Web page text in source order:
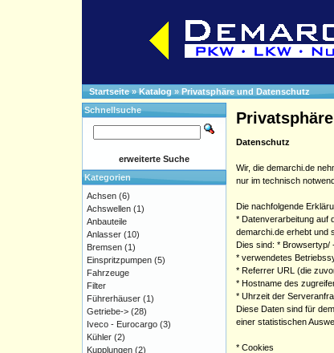
Startseite»Katalog » Privatsphäre und Datenschutz
Datenschutz
Wir, die demarchi.de
nur im technisch
Die nachfolgende
* Datenverarbeitung auf
demarchi.de erhebt und
Dies sind: * Browsertyp/
* verwendetes
* Referrer URL (die
* Hostname des
* Uhrzeit der
Diese Daten sind für
einer statistischen
* Cookies
Schnellsuche
erweiterte Suche
Kategorien
Achsen (6)
Achswellen (1)
Anbauteile
Anlasser (10)
Bremsen (1)
Einspritzpumpen (5)
Fahrzeuge
Filter
Führerhäuser (1)
Getriebe-> (28)
Iveco - Eurocargo (3)
Kühler (2)
Kupplungen (2)